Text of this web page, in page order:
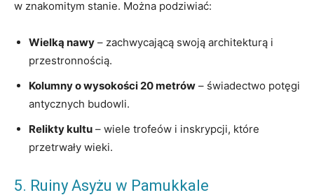
w znakomitym stanie. Można podziwiać:
Wielką nawy – zachwycającą swoją architekturą i
przestronnością.
Kolumny o wysokości 20 metrów – świadectwo potęgi
antycznych budowli.
Relikty kultu – wiele trofeów i inskrypcji, które
przetrwały wieki.
5. Ruiny Asyżu w Pamukkale